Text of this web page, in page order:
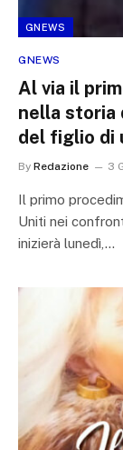
GNEWS
GNEWS
Al via il
nella storia
del figlio di
By Redazione 3
Il primo
Uniti nei
inizierà lunedì,…